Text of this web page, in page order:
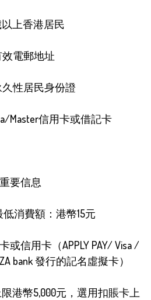
以上香港居民
效電郵地址
久性居民身份證
Master信用卡或借記卡
重要信息
低消費額：港幣15元
或信用卡（APPLY PAY/ Visa /
bank 發行的記名虛擬卡）
港幣5,000元，選用扣賬卡上